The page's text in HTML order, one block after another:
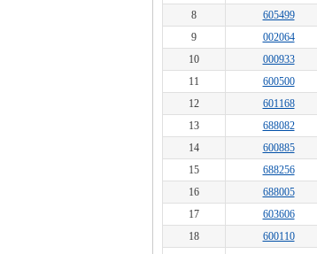
8
605499
9
002064
10
000933
11
600500
12
601168
13
688082
14
600885
15
688256
16
688005
17
603606
18
600110